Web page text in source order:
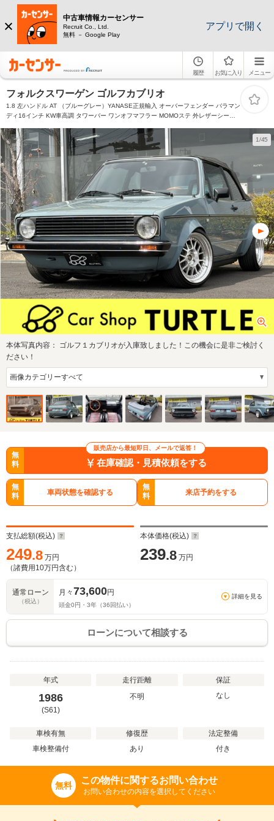
中古車情報カーセンサー
Recruit Co., Ltd.
無料 － Google Play
アプリで開く
履歴 お気に入り メニュー
フォルクスワーゲン ゴルフカブリオ
1.8 左ハンドル AT （ブルーグレー）YANASE正規輸入 オーバーフェンダー バラマン
ディ16インチ KW車高調 タワーバー ワンオフマフラー MOMOステ 外レザーシート
1/45
本体写真内容： ゴルフ１カブリオが入庫致しました！この機会に是非ご検討く
ださい！
販売店から最短即日、メールで返答！
無
料
在庫確認・見積依頼をする
無
料
車両状態を確認する
無
料
来店予約をする
支払総額(税込)
249.8 万円
（諸費用 10万円含む）
本体価格(税込)
239.8 万円
通常ローン
（税込）
月々73,600円
頭金0円・ 3年（36 回払い）
詳細を見る
ローンについて相談する
年式
1986
(S61)
走行距離
不明
保証
なし
車検有無
車検整備付
修復歴
あり
法定整備
付き
無料 この物件に関するお問い合わせ
お問い合わせの内容を選択してください